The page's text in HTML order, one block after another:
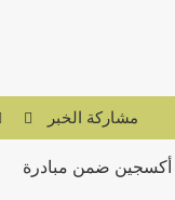
مشاركة الخبر
أكسجين ضمن مبادرة